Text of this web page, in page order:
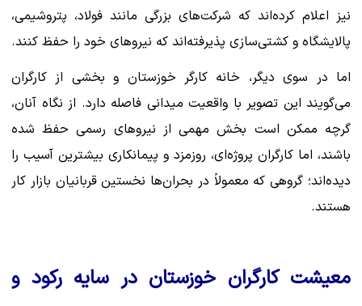
نیز اعلام کرده‌اند که شرکت‌های بزرگی مانند فولاد، پتروشیمی،
پالایشگاه و کشتی‌سازی پذیرفته‌اند که نیروهای خود را حفظ کنند.
اما در سوی دیگر، خانه کارگر خوزستان و بخشی از کارگران
می‌گویند این تصویر با واقعیت میدانی فاصله دارد. از نگاه آنان،
گرچه ممکن است بخش مهمی از نیروهای رسمی حفظ شده
باشند، اما کارگران پروژه‌ای، روزمزد و پیمانکاری بیشترین آسیب را
دیده‌اند؛ گروهی که معمولاً در بحران‌ها نخستین قربانیان بازار کار
هستند.
معیشت کارگران خوزستان در سایه رکود و